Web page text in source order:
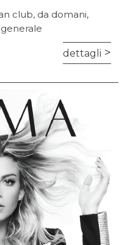
club, da domani,
dettagli